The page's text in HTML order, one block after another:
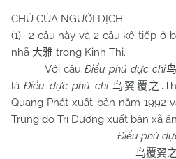
CHÚ CỦA NGƯỜI DỊCH
(1)- 2 câu này và 2 câu kế tiếp ở
nhã 大雅 trong Kinh Thi.
Với câuĐiểu phú dực chi
làĐiểu dực phú chi 鸟翼覆之 .
Quang Phát xuất bản năm 1992
Trung do Trí Dương xuất bản xã
Điểu phú
鸟覆翼之